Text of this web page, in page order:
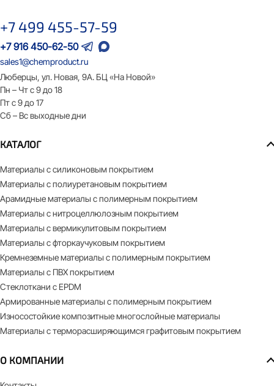
КАТАЛОГ
Материалы с силиконовым покрытием
Материалы с полиуретановым покрытием
Арамидные материалы с полимерным покрытием
Материалы с нитроцеллюлозным покрытием
Материалы с вермикулитовым покрытием
Материалы с фторкаучуковым покрытием
Кремнеземные материалы с полимерным покрытием
Материалы с ПВХ покрытием
Стеклоткани с EPDM
Армированные материалы с полимерным покрытием
Износостойкие композитные многослойные материалы
Материалы с терморасширяющимся графитовым покрытием
О КОМПАНИИ
+7 499 455-57-59
+7 916 450-62-50
sales1@chemproduct.ru
Люберцы, ул. Новая, 9А. БЦ «На Новой»
Пн – Чт с 9 до 18
Пт с 9 до 17
Сб – Вс выходные дни